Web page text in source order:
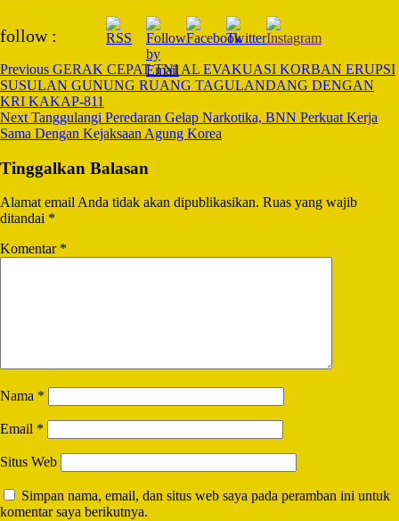
follow :
Navigation
Previous GERAK CEPAT TNI AL EVAKUASI KORBAN ERUPSI
SUSULAN GUNUNG RUANG TAGULANDANG DENGAN
KRI KAKAP-811
Next Tanggulangi Peredaran Gelap Narkotika, BNN Perkuat Kerja
Sama Dengan Kejaksaan Agung Korea
Tinggalkan Balasan
Alamat email Anda tidak akan dipublikasikan. Ruas yang wajib
ditandai *
Komentar *
Nama *
Email *
Situs Web
Simpan nama, email, dan situs web saya pada peramban ini untuk
komentar saya berikutnya.